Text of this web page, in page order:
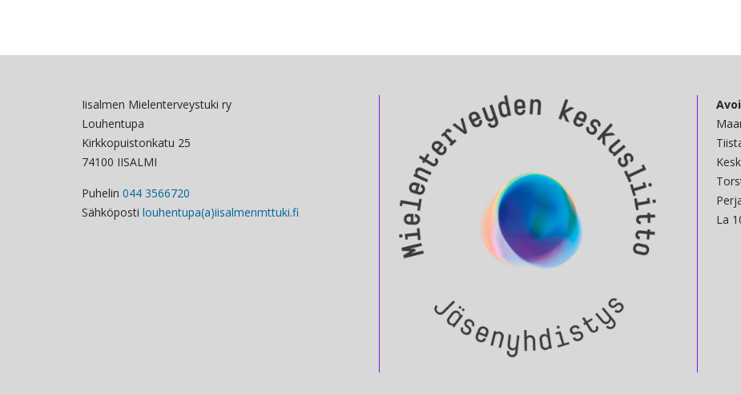
Iisalmen Mielenterveystuki ry
Louhentupa
Kirkkopuistonkatu 25
74100 IISALMI
Puhelin 044 3566720
Sähköposti louhentupa(a)iisalmenmttuki.fi
La